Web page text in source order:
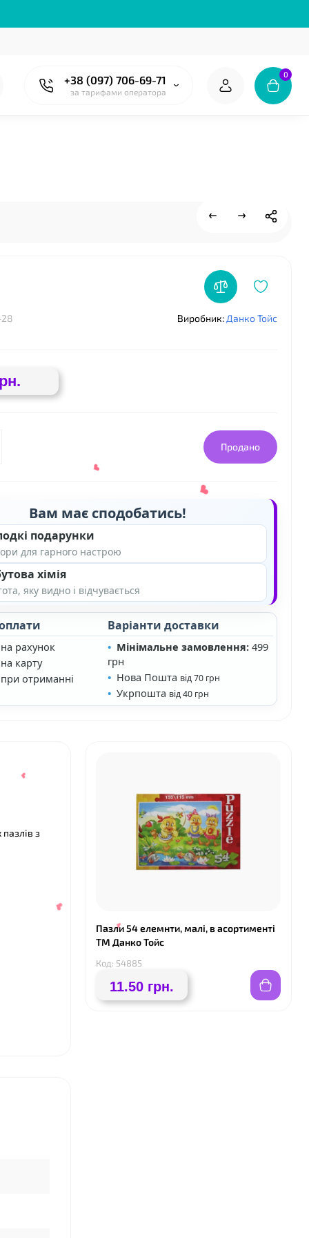
+38 (097) 706-69-71
за тарифами оператора
0
Виробник: Данко Тойс
Продано
Вам має сподобатись!
подарунки
для гарного настрою
хімія
яку видно і відчувається
рахунок
карту
отриманні
Варіанти доставки
Мінімальне замовлення:499
грн
Нова Пошта від 70 грн
Укрпошта від 40 грн
з
Пазли 54 елемнти, малі, в асортименті
ТМ Данко Тойс
Код: 54885
11.50 грн.
❤